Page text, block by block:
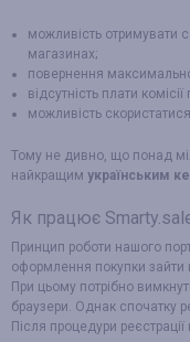
можливість отримувати
магазинах;
повернення
відсутність плати
можливість
Тому не дивно, що понад
найкращим українським
Як працює
Принцип роботи нашого
оформлення покупки зайти
При цьому потрібно
браузери. Однак спочатку
Після процедури